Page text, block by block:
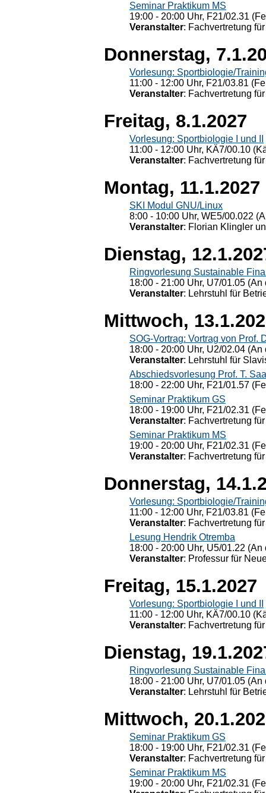
Seminar Praktikum MS
19:00 - 20:00 Uhr, F21/02.31
Veranstalter: Fachvertretung
Donnerstag,
Vorlesung: Sportbiologie/
11:00 - 12:00 Uhr, F21/03.81
Veranstalter: Fachvertretung
Freitag, 8.1.2027
Vorlesung: Sportbiologie I und II
11:00 - 12:00 Uhr, KÄ7/00.10
Veranstalter: Fachvertretung
Montag, 11.1.2027
SKI Modul GNU/Linux
8:00 - 10:00 Uhr, WE5/00.022
Veranstalter: Florian Klingler
Dienstag,
Ringvorlesung Sustainable
18:00 - 21:00 Uhr, U7/01.05
Veranstalter: Lehrstuhl für
Mittwoch,
SOG-Vortrag: Vortrag von Prof.
18:00 - 20:00 Uhr, U2/02.04
Veranstalter: Lehrstuhl für
Abschiedsvorlesung Prof. T.
18:00 - 22:00 Uhr, F21/01.57
Seminar Praktikum GS
18:00 - 19:00 Uhr, F21/02.31
Veranstalter: Fachvertretung
Seminar Praktikum MS
19:00 - 20:00 Uhr, F21/02.31
Veranstalter: Fachvertretung
Donnerstag,
Vorlesung: Sportbiologie/
11:00 - 12:00 Uhr, F21/03.81
Veranstalter: Fachvertretung
Lesung Hendrik Otremba
18:00 - 20:00 Uhr, U5/01.22
Veranstalter: Professur für
Freitag, 15.1.2027
Vorlesung: Sportbiologie I und II
11:00 - 12:00 Uhr, KÄ7/00.10
Veranstalter: Fachvertretung
Dienstag,
Ringvorlesung Sustainable
18:00 - 21:00 Uhr, U7/01.05
Veranstalter: Lehrstuhl für
Mittwoch,
Seminar Praktikum GS
18:00 - 19:00 Uhr, F21/02.31
Veranstalter: Fachvertretung
Seminar Praktikum MS
19:00 - 20:00 Uhr, F21/02.31